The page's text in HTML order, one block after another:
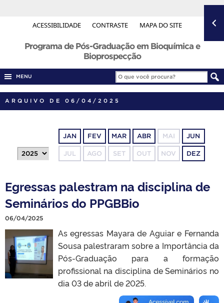
ACESSIBILIDADE CONTRASTE MAPA DO SITE
Programa de Pós-Graduação em Bioquímica e
Bioprospecção
MENU
ARQUIVO DE 06/04/2025
JAN FEV MAR ABR MAI JUN
JUL AGO SET OUT NOV DEZ
Egressas palestram na disciplina de
Seminários do PPGBBio
06/04/2025
As egressas Mayara de Aguiar e Fernanda
Sousa palestraram sobre a Importância da
Pós-Graduação para a formação
profissional na disciplina de Seminários no
dia 03 de abril de 2025.